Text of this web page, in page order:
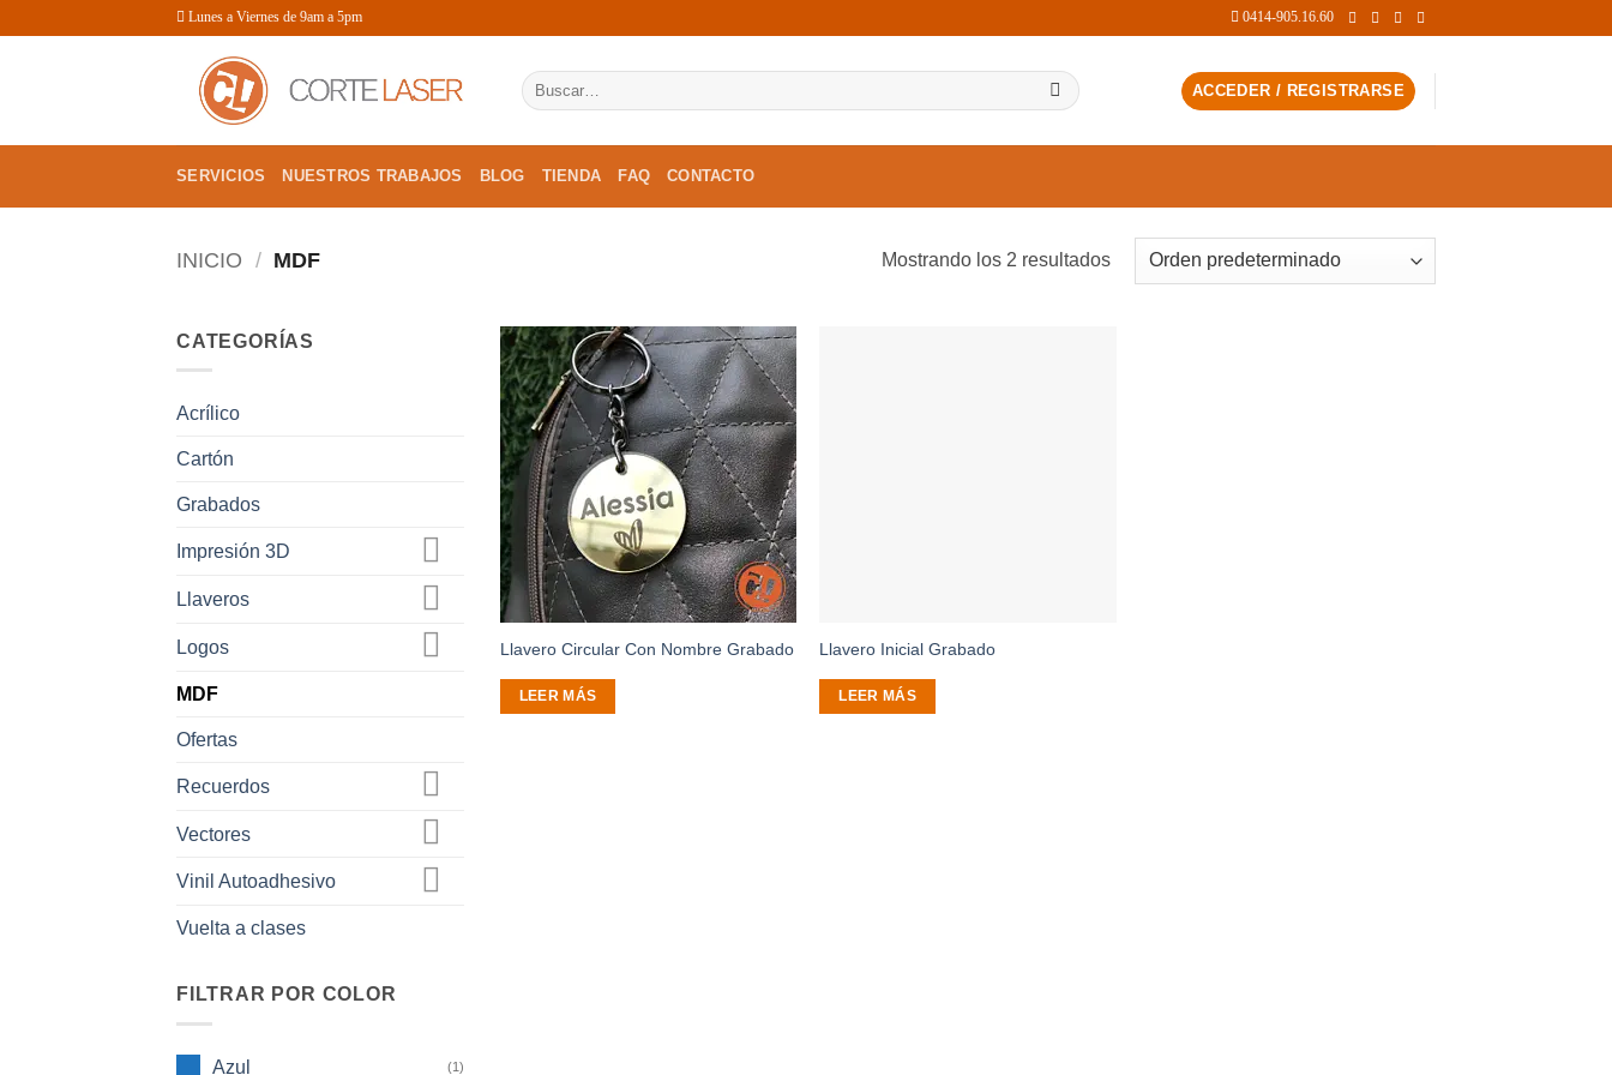
Lunes a Viernes de 9am a 5pm 0414-905.16.60
Buscar
por:
ACCEDER / REGISTRARSE
SERVICIOS NUESTROS TRABAJOS BLOG TIENDA FAQ CONTACTO
INICIO / MDF Mostrando los 2 resultados
CATEGORÍAS
Acrílico
Cartón
Grabados
Impresión 3D
Llaveros
Logos
MDF
Ofertas
Recuerdos
Vectores
Vinil Autoadhesivo
Vuelta a clases
FILTRAR POR COLOR
Azul (1)
Añadir
a la
lista de
deseos
Llavero Circular Con Nombre Grabado
LEER MÁS
Llavero Inicial Grabado
LEER MÁS